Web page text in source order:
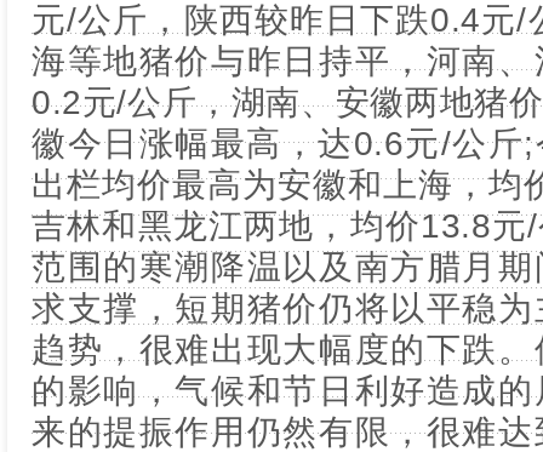
元/公斤，陕西较昨日下跌0.4元/
海等地猪价与昨日持平，河南
0.2元/公斤，湖南、安徽两地猪
徽今日涨幅最高，达0.6元/公斤
出栏均价最高为安徽和上海，均
吉林和黑龙江两地，均价13.8元
范围的寒潮降温以及南方腊月
求支撑，短期猪价仍将以平稳
趋势，很难出现大幅度的下跌
的影响，气候和节日利好造成
来的提振作用仍然有限，很难